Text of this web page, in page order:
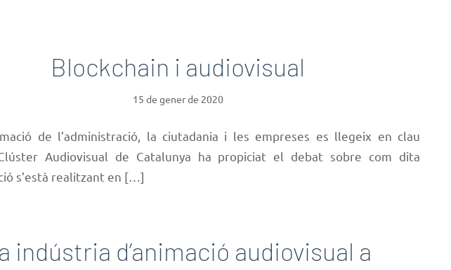
Blockchain i audiovisual
15 de gener de 2020
de l’administració, la ciutadania i les empreses es llegeix en clau
Audiovisual de Catalunya ha propiciat el debat sobre com dita
s’està realitzant en […]
indústria d’animació audiovisual a